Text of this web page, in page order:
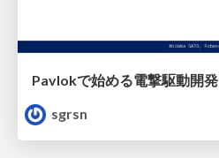
Pavlokで始める電撃駆動開発
sgrsn